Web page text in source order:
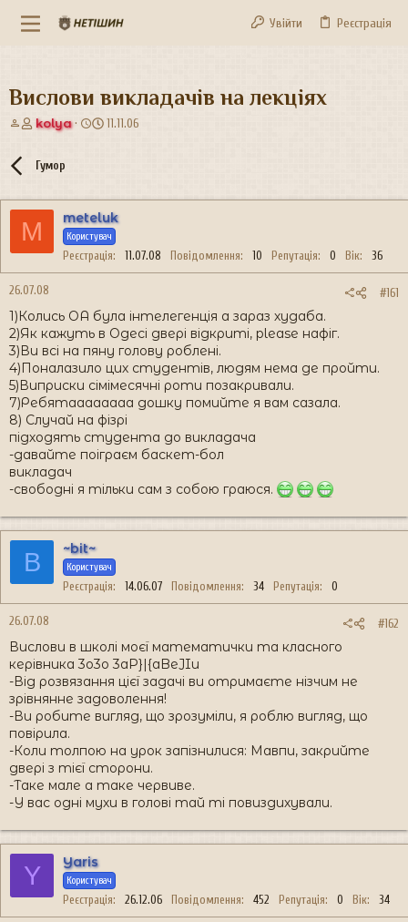
Увійти Реєстрація
Вислови викладачів на лекціях
А
о
т
е
м
и
kolya
Д
т
в
о
р
е
я
11.11.06
Гумор
M meteluk
Користувач
Реєстрація 11.07.08 Повідомлення 10 Репутація 0 Вік 36
26.07.08 #161
1)Колись ОА була інтелегенція а зараз худаба.
2)Як кажуть в Одесі двері відкриті, please нафіг.
3)Ви всі на пяну голову роблені.
4)Поналазило цих студентів, людям нема де пройти.
5)Виприски сімімесячні роти позакривали.
7)Ребятаааааааа дошку помийте я вам сазала.
8) Случай на фізрі
підходять студента до викладача
-давайте поіграєм баскет-бол
викладач
-свободні я тільки сам з собою граюся.
B ~bit~
Користувач
Реєстрація 14.06.07 Повідомлення 34 Репутація 0
26.07.08 #162
Вислови в школі моєї математички та класного
керівника 3o3o 3aP}|{aBeJIu
-Від розвязання цієї задачі ви отримаєте нізчим не
зрівнянне задоволення!
-Ви робите вигляд, що зрозуміли, я роблю вигляд, що
повірила.
-Коли толпою на урок запізнилися: Мавпи, закрийте
двері з тієї сторони.
-Таке мале а таке червиве.
-У вас одні мухи в голові тай ті повиздихували.
Y Yaris
Користувач
Реєстрація 26.12.06 Повідомлення 452 Репутація 0 Вік 34